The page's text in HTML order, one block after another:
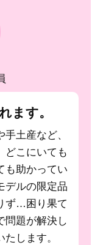
ます。
土産など、
どこにいても
も助かってい
デルの限定品
ず…困り果て
問題が解決し
します。